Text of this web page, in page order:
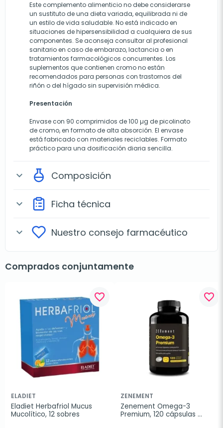
Este complemento alimenticio no debe considerarse
un sustituto de una dieta variada, equilibrada ni de
un estilo de vida saludable. No está indicado en
situaciones de hipersensibilidad a cualquiera de sus
componentes. Se aconseja consultar al profesional
sanitario en caso de embarazo, lactancia o en
tratamientos farmacológicos concurrentes. Los
suplementos que contienen cromo no están
recomendados para personas con trastornos del
riñón o del hígado sin supervisión médica.
Presentación
Envase con 90 comprimidos de 100 µg de picolinato
de cromo, en formato de alta absorción. El envase
está fabricado con materiales reciclables. Formato
práctico para una dosificación diaria sencilla.
expand_more Composición
expand_more Ficha técnica
expand_more Nuestro consejo farmacéutico
Comprados conjuntamente
favorite_border
ELADIET
Eladiet Herbafriol Mucus
Mucolítico, 12 sobres
favorite_border
ZENEMENT
Zenement Omega-3
Premium, 120 cápsulas